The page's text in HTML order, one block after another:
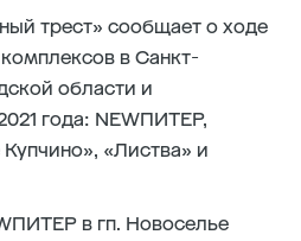
трест» сообщает о ходе
в Санкт-
области и
года: NEWПИТЕР,
«Листва» и
в гп. Новоселье